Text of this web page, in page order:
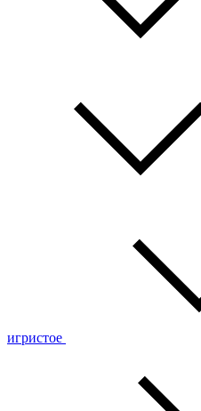
игристое